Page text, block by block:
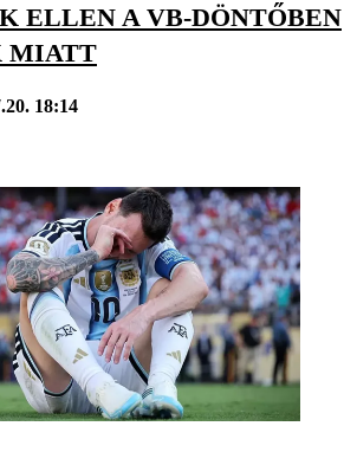
ELLEN A VB-DÖNTŐBEN
MIATT
18:14